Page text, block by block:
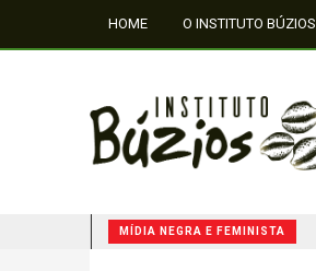
HOME O INSTITUTO BÚZIOS
MÍDIA NEGRA E FEMINISTA